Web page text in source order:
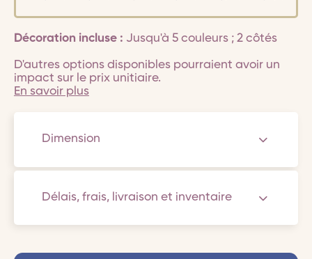
Décoration incluse : Jusqu'à 5 couleurs ; 2 côtés
D'autres options disponibles pourraient avoir un
impact sur le prix unitiaire.
En savoir plus
Dimension
Délais, frais, livraison et inventaire